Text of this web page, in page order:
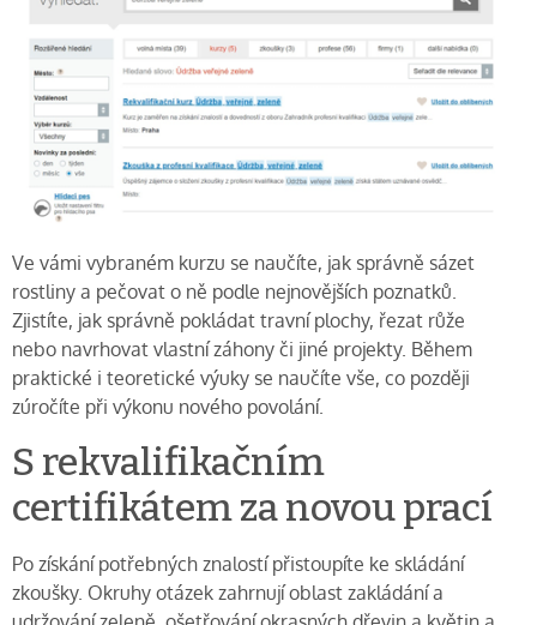
Ve vámi vybraném kurzu se naučíte, jak správně sázet
rostliny a pečovat o ně podle nejnovějších poznatků.
Zjistíte, jak správně pokládat travní plochy, řezat růže
nebo navrhovat vlastní záhony či jiné projekty. Během
praktické i teoretické výuky se naučíte vše, co později
zúročíte při výkonu nového povolání.
S rekvalifikačním
certifikátem za novou prací
Po získání potřebných znalostí přistoupíte ke skládání
zkoušky. Okruhy otázek zahrnují oblast zakládání a